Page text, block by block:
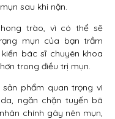
sau khi nặn.
trào, vì có thể sẽ
mụn của bạn trầm
bác sĩ chuyên khoa
trong điều trị mụn.
phẩm quan trọng vì
ngăn chặn tuyến bã
chính gây nên mụn,